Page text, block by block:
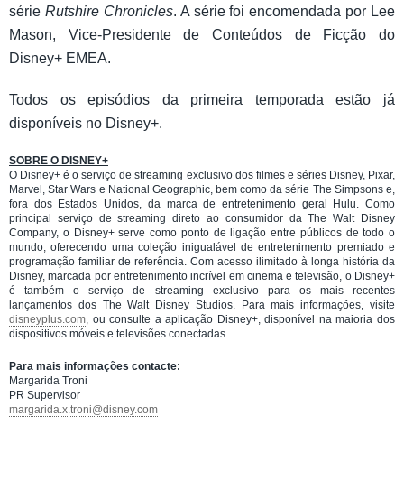
série Rutshire Chronicles. A série foi encomendada por Lee
Mason, Vice-Presidente de Conteúdos de Ficção do
Disney+ EMEA.
Todos os episódios da primeira temporada estão já
disponíveis no Disney+.
SOBRE O DISNEY+
O Disney+ é o serviço de streaming exclusivo dos filmes e séries Disney, Pixar,
Marvel, Star Wars e National Geographic, bem como da série The Simpsons e,
fora dos Estados Unidos, da marca de entretenimento geral Hulu. Como
principal serviço de streaming direto ao consumidor da The Walt Disney
Company, o Disney+ serve como ponto de ligação entre públicos de todo o
mundo, oferecendo uma coleção inigualável de entretenimento premiado e
programação familiar de referência. Com acesso ilimitado à longa história da
Disney, marcada por entretenimento incrível em cinema e televisão, o Disney+
é também o serviço de streaming exclusivo para os mais recentes
lançamentos dos The Walt Disney Studios. Para mais informações, visite
disneyplus.com , ou consulte a aplicação Disney+, disponível na maioria dos
dispositivos móveis e televisões conectadas.
Para mais informações contacte:
Margarida Troni
PR Supervisor
margarida.x.troni@disney.com